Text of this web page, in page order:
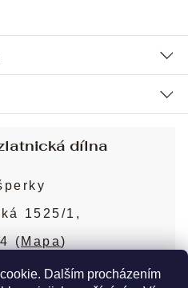
Dalším procházením
dílna
1525/1,
(Mapa)
prodejně